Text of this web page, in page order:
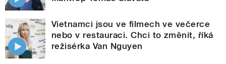
Vietnamci jsou ve filmech ve večerce
nebo v restauraci. Chci to změnit, říká
režisérka Van Nguyen